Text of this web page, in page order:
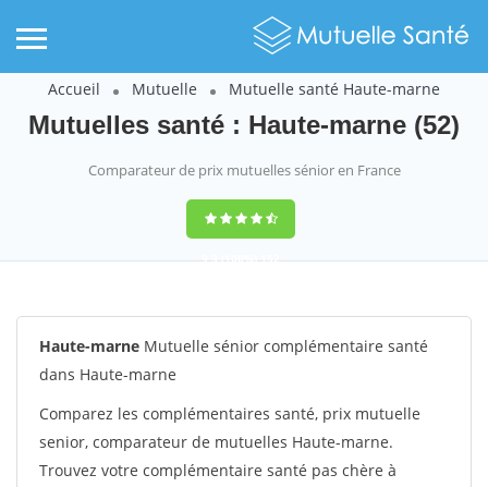
Accueil Mutuelle Mutuelle santé Haute-marne
Mutuelles santé : Haute-marne (52)
Comparateur de prix mutuelles sénior en France
9,3(100%)152
Haute-marne Mutuelle sénior complémentaire santé
dans Haute-marne
Comparez les complémentaires santé, prix mutuelle
senior, comparateur de mutuelles Haute-marne.
Trouvez votre complémentaire santé pas chère à